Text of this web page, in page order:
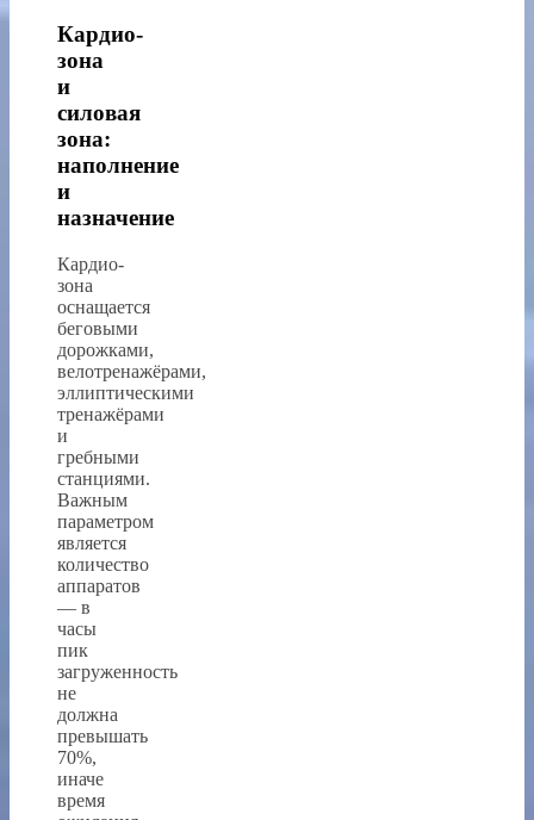
Кардио-
зона
и
силовая
зона:
наполнение
и
назначение
Кардио-
зона
оснащается
беговыми
дорожками,
велотренажёрами,
эллиптическими
тренажёрами
и
гребными
станциями.
Важным
параметром
является
количество
аппаратов
— в
часы
пик
загруженность
не
должна
превышать
70%,
иначе
время